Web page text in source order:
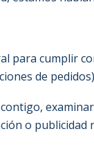
para cumplir
de
o publicidad